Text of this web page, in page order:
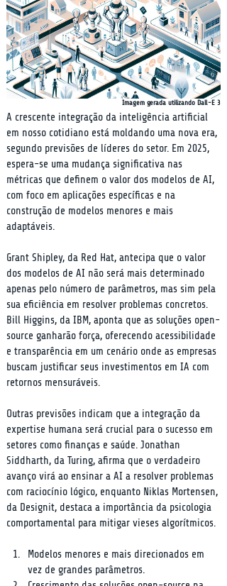
Imagem gerada utilizando Dall-E 3
A crescente integração da inteligência artificial
em nosso cotidiano está moldando uma nova era,
segundo previsões de líderes do setor. Em 2025,
espera-se uma mudança significativa nas
métricas que definem o valor dos modelos de AI,
com foco em aplicações específicas e na
construção de modelos menores e mais
adaptáveis.
Grant Shipley, da Red Hat, antecipa que o valor
dos modelos de AI não será mais determinado
apenas pelo número de parâmetros, mas sim pela
sua eficiência em resolver problemas concretos.
Bill Higgins, da IBM, aponta que as soluções open-
source ganharão força, oferecendo acessibilidade
e transparência em um cenário onde as empresas
buscam justificar seus investimentos em IA com
retornos mensuráveis.
Outras previsões indicam que a integração da
expertise humana será crucial para o sucesso em
setores como finanças e saúde. Jonathan
Siddharth, da Turing, afirma que o verdadeiro
avanço virá ao ensinar a AI a resolver problemas
com raciocínio lógico, enquanto Niklas Mortensen,
da Designit, destaca a importância da psicologia
comportamental para mitigar vieses algorítmicos.
Modelos menores e mais direcionados em
vez de grandes parâmetros.